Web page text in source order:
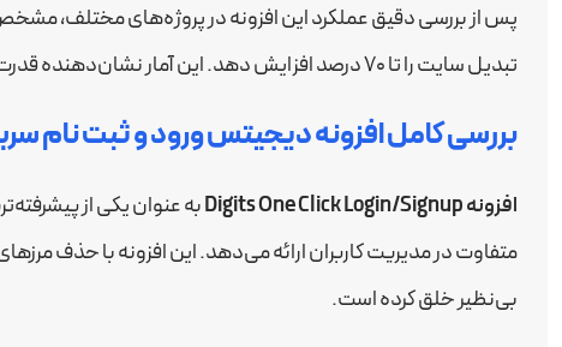
پس از بررسی دقیق عملکرد این افزونه در پروژه‌های مختلف،
تبدیل سایت را تا ۷۰ درصد افزایش دهد. این آمار نشان‌دهنده قدرت فوق‌العاده این ابزار در بهبود تجربه کاربری است.
بررسی کامل افزونه دیجیتس ورود و ثبت نام
افزونه Digits One Click Login/Signup
به عنوان یکی از
متفاوت در مدیریت کاربران ارائه می‌دهد. این افزونه با حذف
بی‌نظیر خلق کرده است.